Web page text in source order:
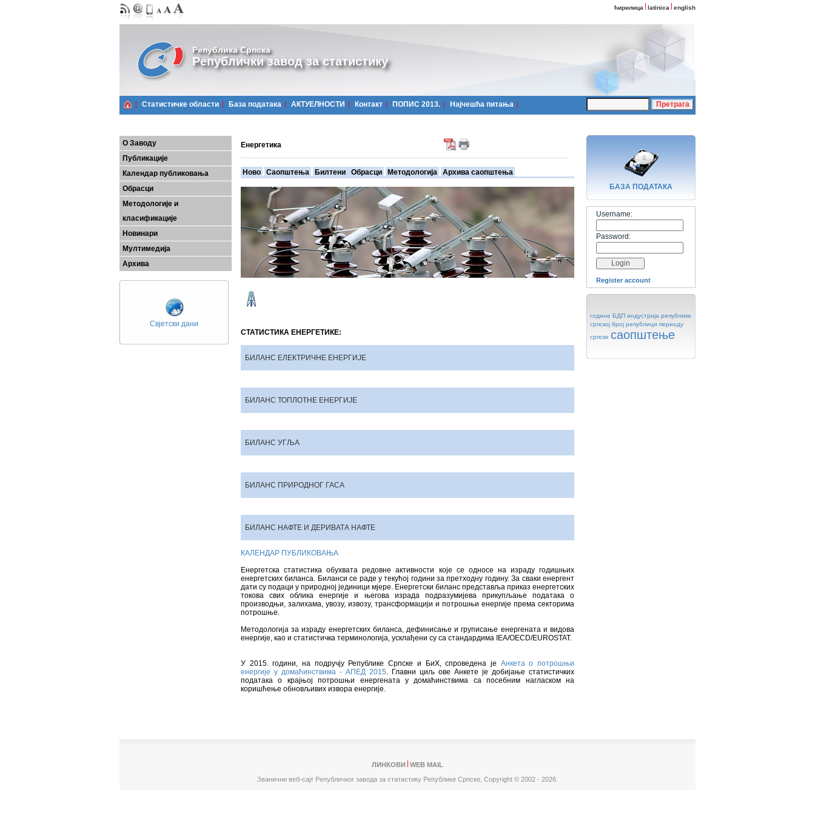
ћирилица latinica english
Република Српска
Републички завод за статистику
Статистичке области Базa података АКТУЕЛНОСТИ Контакт ПОПИС 2013. Најчешћa питања
О Заводу
Публикације
Календар публиковања
Обрасци
Методологије и
класификације
Новинари
Мултимедија
Архива
Свјетски дани
Енергетика
Ново Саопштења Билтени Обрасци Методологија Архива саопштења
СТАТИСТИКА ЕНЕРГЕТИКЕ:
БИЛАНС ЕЛЕКТРИЧНЕ ЕНЕРГИЈЕ
БИЛАНС ТОПЛОТНЕ ЕНEРГИЈЕ
БИЛАНС УГЉА
БИЛАНС ПРИРОДНОГ ГАСА
БИЛАНС НАФТЕ И ДЕРИВАТА НАФТЕ
КАЛЕНДАР ПУБЛИКОВАЊА
Енергетска статистика обухвата редовне активности које се односе на израду годишњих
енергетских биланса. Биланси се раде у текућој години за претходну годину. За сваки енергент
дати су подаци у природној јединици мјере. Енергетски биланс представља приказ енергетских
токова свих облика енергије и његова израда подразумијева прикупљање података о
производњи, залихама, увозу, извозу, трансформацији и потрошњи енергије према секторима
потрошње.
Методологија за израду енергетских биланса, дефинисање и груписање енергената и видова
енергије, као и статистичка терминологија, усклађени су са стандардима IEA/OECD/EUROSTAT.
У 2015. години, на подручју Републике Српске и БиХ, спроведена је Анкета о потрошњи
енергије у домаћинствима - АПЕД 2015. Главни циљ ове Анкете је добијање статистичких
података о крајњој потрошњи енергената у домаћинствима са посебним нагласком на
коришћење обновљивих извора енергије.
БАЗA ПОДАТАКА
Username:
Password:
Register account
године БДП индустрија републике
српској број републици периоду
српске саопштење
ЛИНКОВИ
WEB MAIL
Званични веб-сајт Републичког завода за статистику Републике Српске, Copyright © 2002 - 2026.